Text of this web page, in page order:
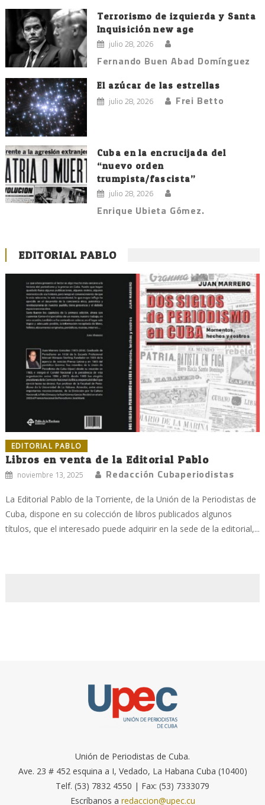
Terrorismo de izquierda y Santa
Inquisición new age
julio 28, 2026
Fernando Buen Abad Domínguez
El azúcar de las estrellas
julio 28, 2026 Frei Betto
Cuba en la encrucijada del
“nuevo orden
trumpista/fascista”
julio 28, 2026
Enrique Ubieta Gómez.
EDITORIAL PABLO
EDITORIAL PABLO
Libros en venta de la Editorial Pablo
noviembre 13, 2025 Redacción Cubaperiodistas
La Editorial Pablo de la Torriente, de la Unión de la Periodistas de
Cuba, dispone en su colección de libros publicados algunos
títulos, que el interesado puede adquirir en la sede de la editorial,...
Unión de Periodistas de Cuba.
Ave. 23 # 452 esquina a I, Vedado, La Habana Cuba (10400)
Telf. (53) 7832 4550 | Fax: (53) 7333079
Escríbanos a redaccion@upec.cu